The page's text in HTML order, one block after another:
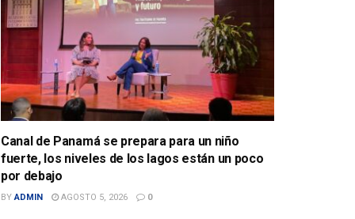
Canal de Panamá se prepara para un niño
fuerte, los niveles de los lagos están un poco
por debajo
BY ADMIN AGOSTO 5, 2026 0